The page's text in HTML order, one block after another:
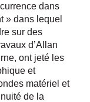
dans
» dans lequel
sur des
d’Allan
ont jeté les
et
matériel et
de la